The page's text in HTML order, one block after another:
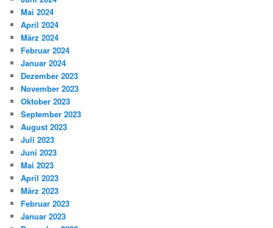
Mai 2024
April 2024
März 2024
Februar 2024
Januar 2024
Dezember 2023
November 2023
Oktober 2023
September 2023
August 2023
Juli 2023
Juni 2023
Mai 2023
April 2023
März 2023
Februar 2023
Januar 2023